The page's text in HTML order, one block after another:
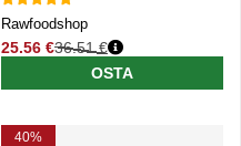
Rawfoodshop
25.56 €
Normaali hinta
36.51 €
OSTA
40%